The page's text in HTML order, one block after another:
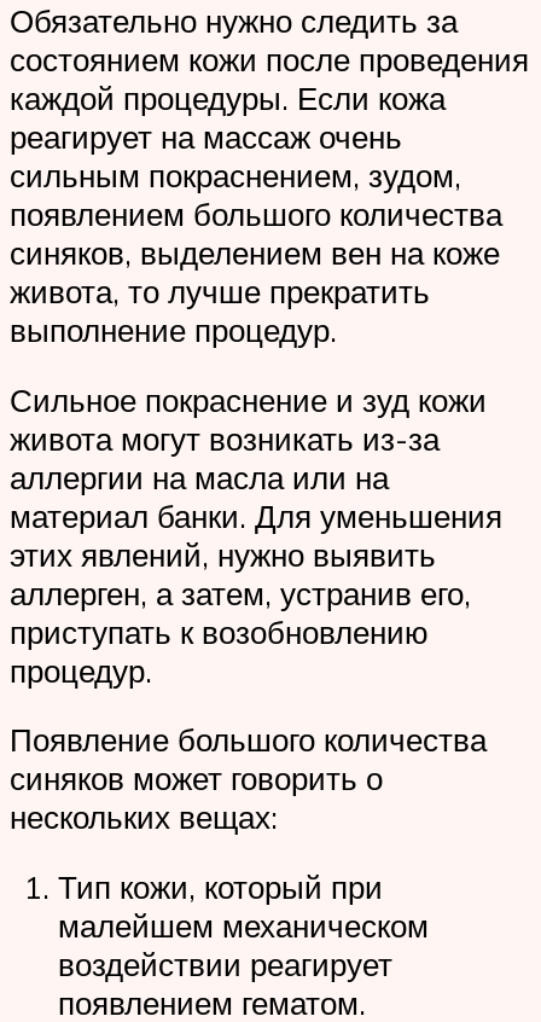
Обязательно нужно следить за
состоянием кожи после проведения
каждой процедуры. Если кожа
реагирует на массаж очень
сильным покраснением, зудом,
появлением большого количества
синяков, выделением вен на коже
живота, то лучше прекратить
выполнение процедур.
Сильное покраснение и зуд кожи
живота могут возникать из-за
аллергии на масла или на
материал банки. Для уменьшения
этих явлений, нужно выявить
аллерген, а затем, устранив его,
приступать к возобновлению
процедур.
Появление большого количества
синяков может говорить о
нескольких вещах:
Тип кожи, который при
малейшем механическом
воздействии реагирует
появлением гематом.